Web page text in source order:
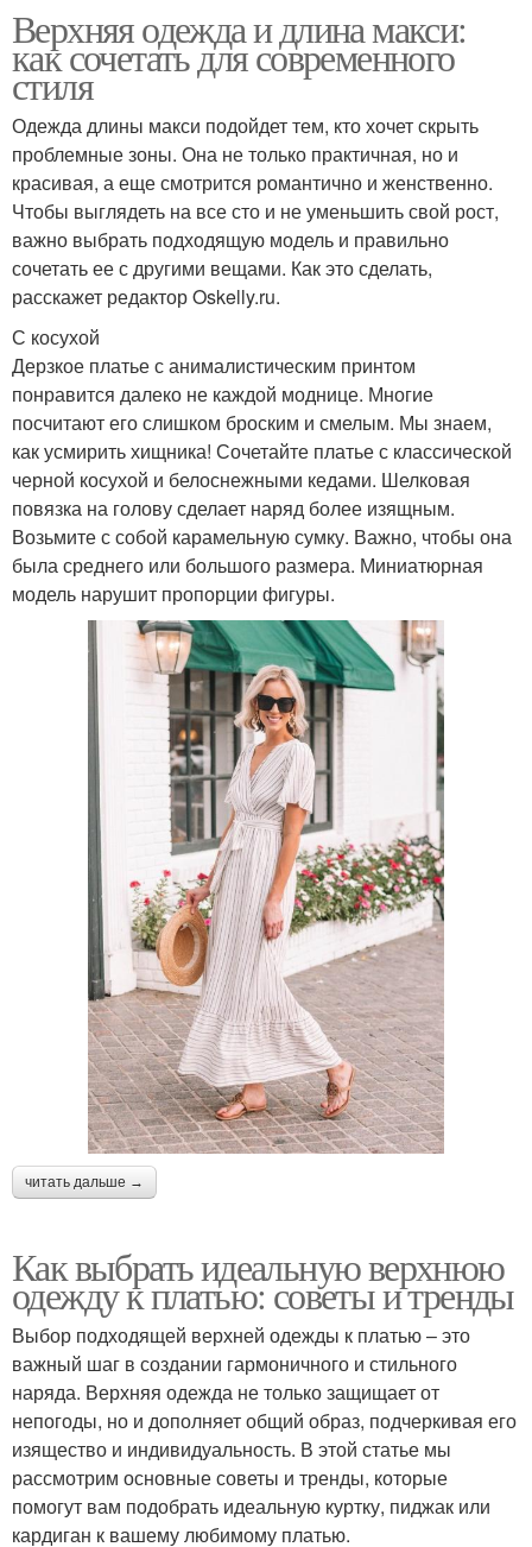
Верхняя одежда и длина макси:
как сочетать для современного
стиля
Одежда длины макси подойдет тем, кто хочет скрыть
проблемные зоны. Она не только практичная, но и
красивая, а еще смотрится романтично и женственно.
Чтобы выглядеть на все сто и не уменьшить свой рост,
важно выбрать подходящую модель и правильно
сочетать ее с другими вещами. Как это сделать,
расскажет редактор Oskelly.ru.
С косухой
Дерзкое платье с анималистическим принтом
понравится далеко не каждой моднице. Многие
посчитают его слишком броским и смелым. Мы знаем,
как усмирить хищника! Сочетайте платье с классической
черной косухой и белоснежными кедами. Шелковая
повязка на голову сделает наряд более изящным.
Возьмите с собой карамельную сумку. Важно, чтобы она
была среднего или большого размера. Миниатюрная
модель нарушит пропорции фигуры.
читать дальше →
Как выбрать идеальную верхнюю
одежду к платью: советы и тренды
Выбор подходящей верхней одежды к платью – это
важный шаг в создании гармоничного и стильного
наряда. Верхняя одежда не только защищает от
непогоды, но и дополняет общий образ, подчеркивая его
изящество и индивидуальность. В этой статье мы
рассмотрим основные советы и тренды, которые
помогут вам подобрать идеальную куртку, пиджак или
кардиган к вашему любимому платью.